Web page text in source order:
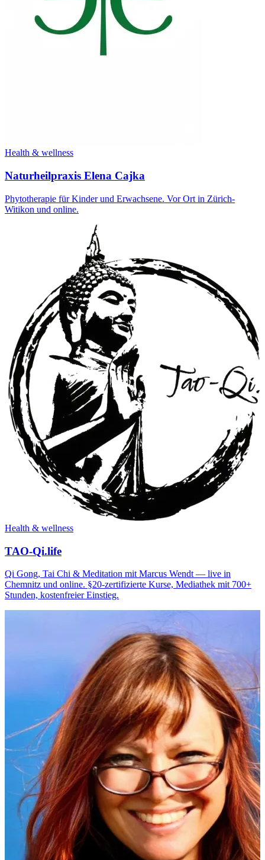
Health & wellness
Naturheilpraxis Elena Cajka
Phytotherapie für Kinder und Erwachsene. Vor Ort in Zürich-
Witikon und online.
Health & wellness
TAO-Qi.life
Qi Gong, Tai Chi & Meditation mit Marcus Wendt — live in
Chemnitz und online. §20-zertifizierte Kurse, Mediathek mit 700+
Stunden, kostenfreier Einstieg.